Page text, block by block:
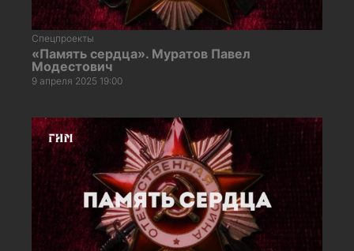
Спецпроекты
«Память сердца». Муратов Павел
Модестович
9 апреля 2025 19:00